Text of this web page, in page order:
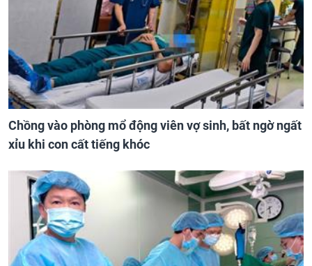
Chồng vào phòng mổ động viên vợ sinh, bất ngờ ngất
xỉu khi con cất tiếng khóc